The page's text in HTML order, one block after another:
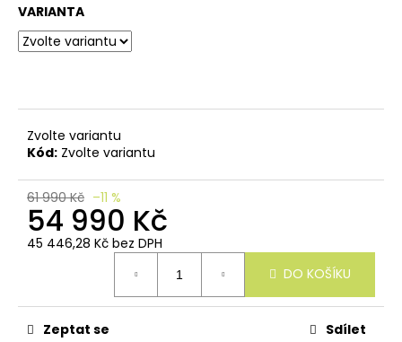
VARIANTA
Zvolte variantu
Kód: Zvolte variantu
61 990 Kč –11 %
54 990 Kč
45 446,28 Kč bez DPH
DO KOŠÍKU
Zeptat se Sdílet
D
p
o
r
u